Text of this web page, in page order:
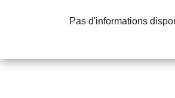
Pas d'informations